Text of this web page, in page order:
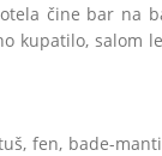
čine bar na
kupatilo, salom
fen, bade-